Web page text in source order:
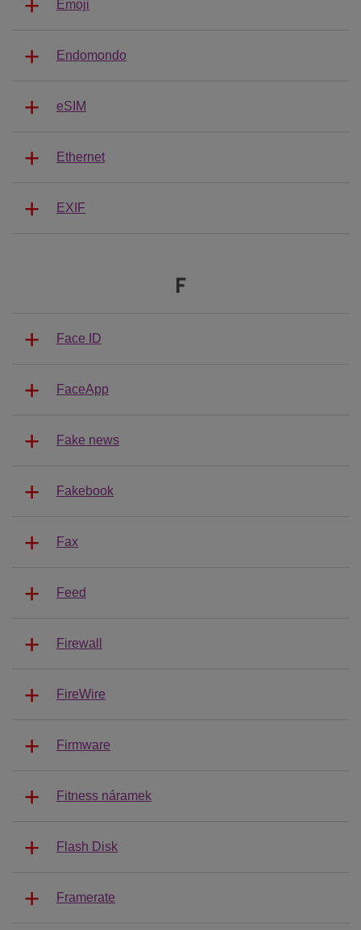
Emoji
Endomondo
eSIM
Ethernet
EXIF
F
Face ID
FaceApp
Fake news
Fakebook
Fax
Feed
Firewall
FireWire
Firmware
Fitness náramek
Flash Disk
Framerate